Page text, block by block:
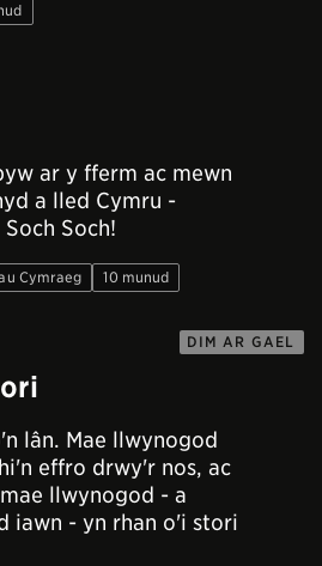
ar y fferm ac mewn
a lled Cymru -
Soch!
Cymraeg 10 munud
DIM AR GAEL
lân. Mae llwynogod
effro drwy'r nos, ac
llwynogod - a
iawn - yn rhan o'i stori